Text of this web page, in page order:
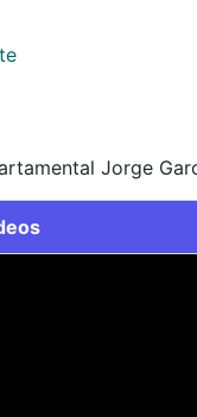
Jorge